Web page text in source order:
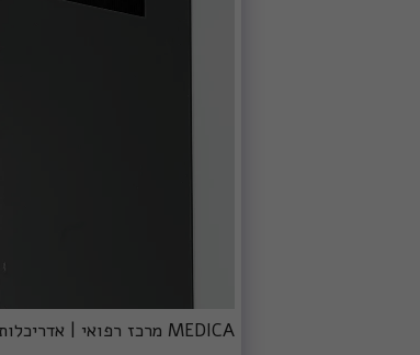
MEDICA מרכז רפואי | אדריכלות: YK architects | צילום: גדעון לוין